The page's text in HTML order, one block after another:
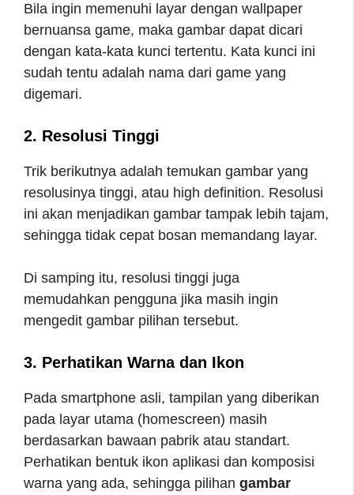
Bila ingin memenuhi layar dengan wallpaper
bernuansa game, maka gambar dapat dicari
dengan kata-kata kunci tertentu. Kata kunci ini
sudah tentu adalah nama dari game yang
digemari.
2. Resolusi Tinggi
Trik berikutnya adalah temukan gambar yang
resolusinya tinggi, atau high definition. Resolusi
ini akan menjadikan gambar tampak lebih tajam,
sehingga tidak cepat bosan memandang layar.
Di samping itu, resolusi tinggi juga
memudahkan pengguna jika masih ingin
mengedit gambar pilihan tersebut.
3. Perhatikan Warna dan Ikon
Pada smartphone asli, tampilan yang diberikan
pada layar utama (homescreen) masih
berdasarkan bawaan pabrik atau standart.
Perhatikan bentuk ikon aplikasi dan komposisi
warna yang ada, sehingga pilihan gambar